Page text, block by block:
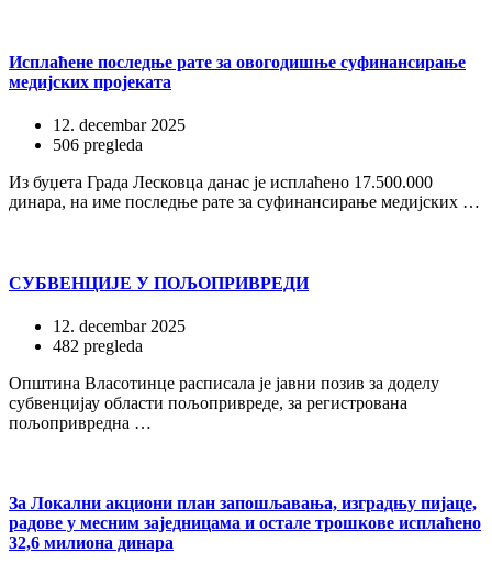
Исплаћене последње рате за овогодишње суфинансирање
медијских пројеката
12. decembar 2025
506 pregleda
Из буџета Града Лесковца данас је исплаћено 17.500.000
динара, на име последње рате за суфинансирање медијских …
СУБВЕНЦИЈЕ У ПОЉОПРИВРЕДИ
12. decembar 2025
482 pregleda
Општина Власотинце расписала је јавни позив за доделу
субвенцијау области пољопривреде, за регистрована
пољопривредна …
За Локални акциони план запошљавања, изградњу пијаце,
радове у месним заједницама и остале трошкове исплаћено
32,6 милиона динара